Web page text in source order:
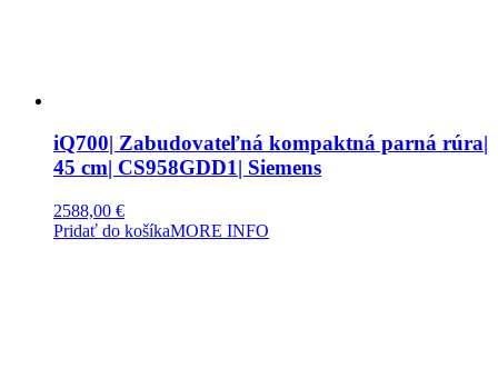
iQ700| Zabudovateľná kompaktná parná rúra|
45 cm| CS958GDD1| Siemens
2588,00 €
Pridať do košíkaMORE INFO